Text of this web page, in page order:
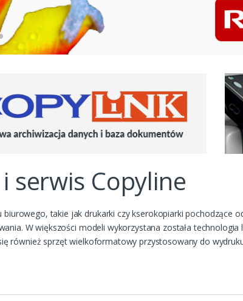
serwis Copyline
takie jak drukarki czy kserokopiarki pochodzące
W większości modeli wykorzystana została
również sprzęt wielkoformatowy przystosowany do